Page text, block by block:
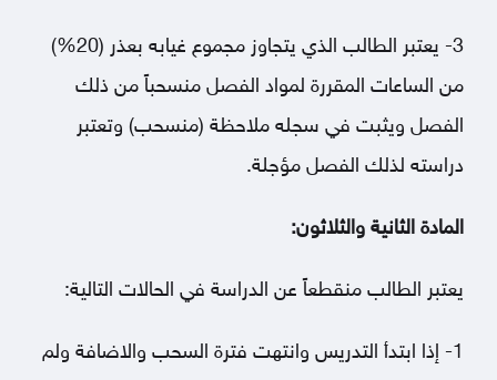
3- يعتبر الطالب الذي يتجاوز مجموع غيابه بعذر (20%)
من الساعات المقررة لمواد الفصل منسحباً من ذلك
الفصل ويثبت في سجله ملاحظة (منسحب) وتعتبر
دراسته لذلك الفصل مؤجلة.
المادة الثانية والثلاثون:
يعتبر الطالب منقطعاً عن الدراسة في الحالات التالية:
1- إذا ابتدأ التدريس وانتهت فترة السحب والاضافة ولم